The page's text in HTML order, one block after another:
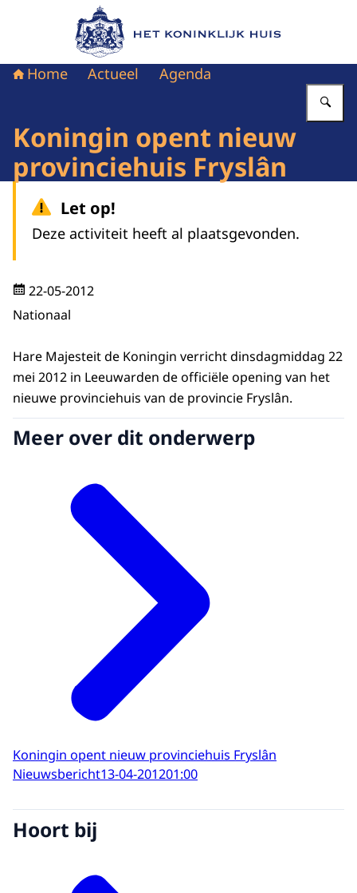
Naar de homepage van Het Koninklijk Huis
Home Actueel Agenda
Koningin opent nieuw
provinciehuis Fryslân
Let op!
Deze activiteit heeft al plaatsgevonden.
22-05-2012
Nationaal
Hare Majesteit de Koningin verricht dinsdagmiddag 22
mei 2012 in Leeuwarden de officiële opening van het
nieuwe provinciehuis van de provincie Fryslân.
Meer over dit onderwerp
Koningin opent nieuw provinciehuis Fryslân
Nieuwsbericht13-04-201201:00
Hoort bij